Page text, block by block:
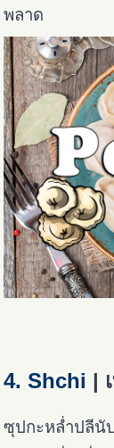
พลาด
4. Shchi |
ซุปกะหล่ำปลีนั